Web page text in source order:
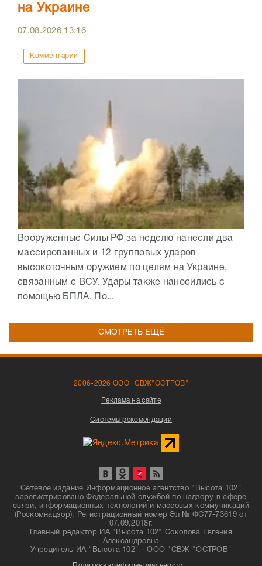
на Украине
07.08.2026 13:16
Комментарии
Вооруженные Силы РФ за неделю нанесли два
массированных и 12 групповых ударов
высокоточным оружием по целям на Украине,
связанным с ВСУ. Удары также наносились с
помощью БПЛА. По...
СМОТРЕТЬ ЕЩЁ
2006-2026 ООО "СВЖ"ОСТРОВ"
Реклама на сайте
Системы рекомендаций
Сетевое издание Информационное агентство "Высота 102"
зарегистрировано Федеральной службой по надзору в сфере
связи, информационных технологий и массовых коммуникаций
(Роскомнадзор). Регистрационный номер Эл № ФС77-73619 от
07.09.2018г.
Главный редактор ИА "Высота 102" Соколова Евгения
Александровна
Учредитель ИА "Высота 102" - ООО "СВЖ "ОСТРОВ"